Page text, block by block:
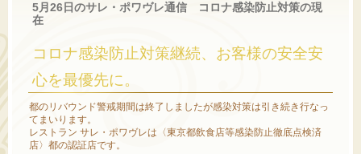
5月26日のサレ・ポワヴレ通信 コロナ感染防止対策の現
在
コロナ感染防止対策継続、お客様の安全安
心を最優先に。
都のリバウンド警戒期間は終了しましたが感染対策は引き続き行なっ
てまいります。
レストラン サレ・ポワヴレは〈東京都飲食店等感染防止徹底点検済
店〉都の認証店です。